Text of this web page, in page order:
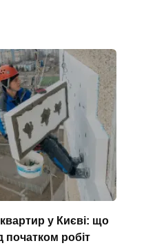
у Києві: що
початком робіт